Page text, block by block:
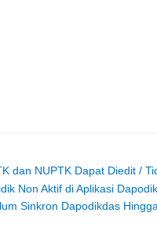
dan NUPTK Dapat Diedit /
Non Aktif di Aplikasi Dapodik
Sinkron Dapodikdas